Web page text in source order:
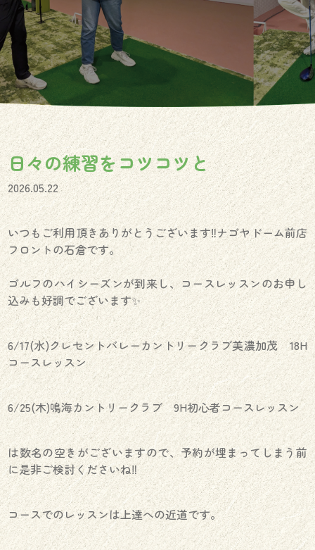
日々の練習をコツコツと
2026.05.22
いつもご利用頂きありがとうございます‼️ナゴヤドーム前店
フロントの石倉です。
ゴルフのハイシーズンが到来し、コースレッスンのお申し
込みも好調でございます✨
6/17(水)クレセントバレーカントリークラブ美濃加茂 18H
コースレッスン
6/25(木)鳴海カントリークラブ 9H初心者コースレッスン
は数名の空きがございますので、予約が埋まってしまう前
に是非ご検討くださいね‼️
コースでのレッスンは上達への近道です。